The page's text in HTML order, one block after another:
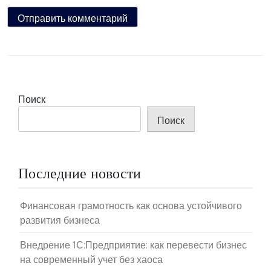
Поиск
Поиск
Последние новости
Финансовая грамотность как основа устойчивого
развития бизнеса
Внедрение 1С:Предприятие: как перевести бизнес
на современный учет без хаоса